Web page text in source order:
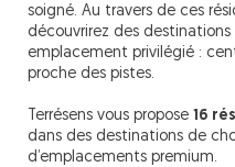
soigné. Au travers de ces
découvrirez des
emplacement privilégié :
proche des pistes.
Terrésens vous propose 16
dans des destinations de
d’emplacements premium.